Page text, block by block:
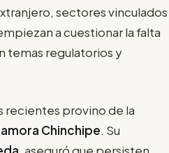
sectores vinculados
a cuestionar la falta
temas regulatorios y
recientes provino de la
Chinchipe. Su